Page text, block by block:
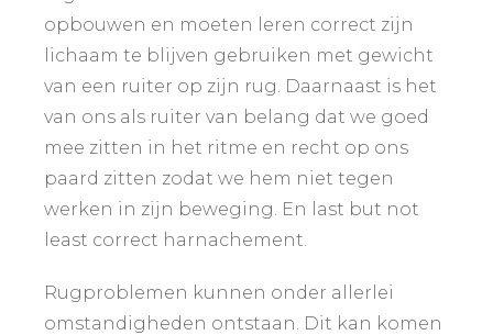
opbouwen en moeten leren correct zijn
lichaam te blijven gebruiken met gewicht
van een ruiter op zijn rug. Daarnaast is het
van ons als ruiter van belang dat we goed
mee zitten in het ritme en recht op ons
paard zitten zodat we hem niet tegen
werken in zijn beweging. En last but not
least correct harnachement.
Rugproblemen kunnen onder allerlei
omstandigheden ontstaan. Dit kan komen